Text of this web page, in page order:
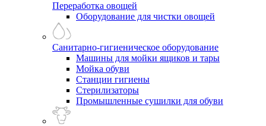
Переработка овощей
Оборудование для чистки овощей
Санитарно-гигиеническое оборудование
Машины для мойки ящиков и тары
Мойка обуви
Станции гигиены
Стерилизаторы
Промышленные сушилки для обуви